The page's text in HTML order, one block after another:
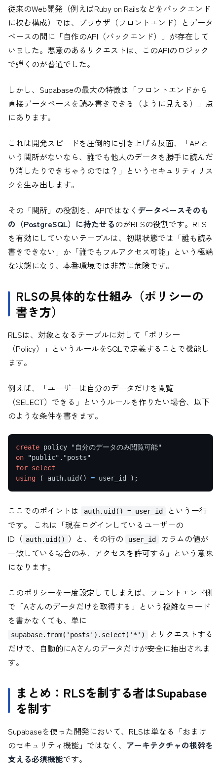
従来のWeb開発（例えばRuby on Railsなどをバックエンド
に挟む構成）では、ブラウザ（フロントエンド）とデータ
ベースの間に「自作のAPI（バックエンド）」が存在して
いました。悪意のあるリクエストは、このAPIのロジック
で弾くのが普通でした。
しかし、Supabaseの最大の特徴は「フロントエンドから
直接データベースを読み書きできる（ように見える）」点
にあります。
これは開発スピードを圧倒的に引き上げる反面、「APIと
いう関所がないなら、誰でも他人のデータを勝手に読んだ
り消したりできちゃうのでは？」というセキュリティリス
クを生み出します。
その「関所」の役割を、APIではなく データベースそのも
の（PostgreSQL）に持たせるのがRLSの役割です。RLS
を有効にしていないテーブルは、初期状態では「誰も読み
書きできない」か「誰でもフルアクセス可能」という極端
な状態になり、本番環境では非常に危険です。
RLSの具体的な仕組み（ポリシーの
書き方）
RLSは、対象となるテーブルに対して「ポリシー
（Policy）」というルールをSQLで定義することで機能し
ます。
例えば、「ユーザーは自分のデータだけを閲覧
（SELECT）できる」というルールを作りたい場合、以下
のような条件を書きます。
create
on
for select
using ( auth.uid() = user_id );
ここでのポイントは auth.uid() = user_id
という一行
です。 これは「現在ログインしているユーザーの
ID（ auth.uid() ）と、その行の user_id
カラムの値が
一致している場合のみ、アクセスを許可する」という意味
になります。
このポリシーを一度設定してしまえば、フロントエンド側
で「Aさんのデータだけを取得する」という複雑なコード
を書かなくても、単に
supabase.from('posts').select('*')
とリクエストする
だけで、自動的にAさんのデータだけが安全に抽出されま
す。
まとめ：RLSを制する者はSupabase
を制す
Supabaseを使った開発において、RLSは単なる「おまけ
のセキュリティ機能」ではなく、 アーキテクチャの根幹を
支える必須機能です。